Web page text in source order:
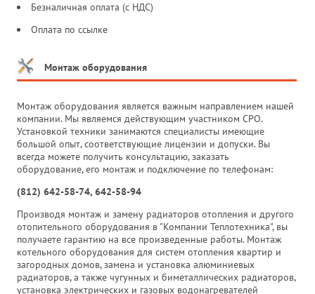
Безналичная оплата (с НДС)
Оплата по ссылке
Монтаж оборудования
Монтаж оборудования является важным направлением нашей
компании. Мы являемся действующим участником СРО.
Установкой техники занимаются специалисты имеющие
большой опыт, соответствующие лицензии и допуски. Вы
всегда можете получить консультацию, заказать
оборудование, его монтаж и подключение по телефонам:
(812) 642-58-74, 642-58-94
Производя монтаж и замену радиаторов отопления и другого
отопительного оборудования в "Компании Теплотехника", вы
получаете гарантию на все произведенные работы. Монтаж
котельного оборудования для систем отопления квартир и
загородных домов, замена и установка алюминиевых
радиаторов, а также чугунных и биметаллических радиаторов,
установка электрических и газовых водонагревателей